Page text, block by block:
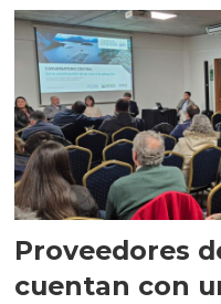
Proveedores
cuentan con